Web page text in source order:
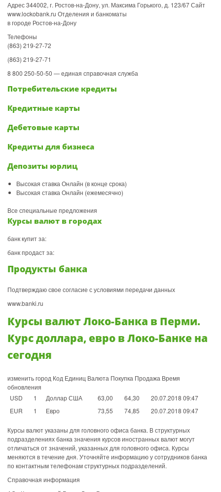
Адрес 344002, г. Ростов-на-Дону, ул. Максима Горького, д. 123/67 Сайт
www.lockobank.ru Отделения и банкоматы
в городе Ростов-на-Дону
Телефоны
(863) 219-27-72
(863) 219-27-71
8 800 250-50-50 — единая справочная служба
Потребительские кредиты
Кредитные карты
Дебетовые карты
Кредиты для бизнеса
Депозиты юрлиц
Высокая ставка Онлайн (в конце срока)
Высокая ставка Онлайн (ежемесячно)
Все специальные предложения
Курсы валют в городах
банк купит за:
банк продаст за:
Продукты банка
Подтверждаю свое согласие с условиями передачи данных
www.banki.ru
Курсы валют Локо-Банка в Перми.
Курс доллара, евро в Локо-Банке на
сегодня
изменить город Код Единиц Валюта Покупка Продажа Время
обновления
USD
1 Доллар США 63,00 64,30
20.07.2018 09:47
EUR
1 Евро 73,55 74,85 20.07.2018 09:47
Курсы валют указаны для головного офиса банка. В структурных
подразделениях банка значения курсов иностранных валют могут
отличаться от значений, указанных для головного офиса. Курсы
меняются в течение дня. Уточняйте информацию у сотрудников банка
по контактным телефонам структурных подразделений.
Справочная информация